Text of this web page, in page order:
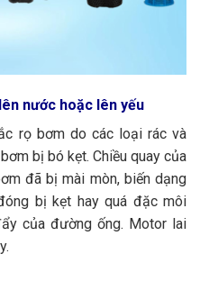
nước hoặc lên yếu
rọ bơm do các loại rác và
bị bó kẹt. Chiều quay của
đã bị mài mòn, biến dạng
bị kẹt hay quá đặc môi
của đường ống. Motor lai